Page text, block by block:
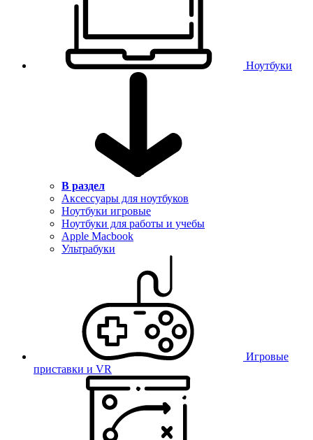
Ноутбуки
В раздел
Аксессуары для ноутбуков
Ноутбуки игровые
Ноутбуки для работы и учебы
Apple Macbook
Ультрабуки
Игровые
приставки и VR